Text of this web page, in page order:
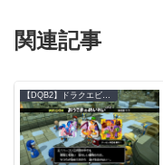
関連記事
【DQB2】ドラクエビルダーズ２ 攻略データベース